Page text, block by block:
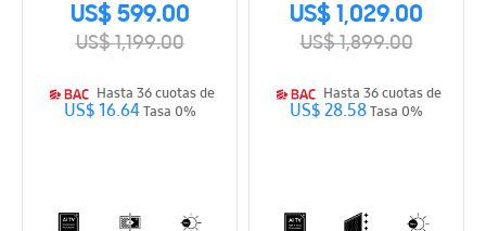
US$ 599.00
US$ 1,199.00
Hasta 36 cuotas de
US$ 16.64Tasa 0%
US$ 1,029.00
US$ 1,899.00
Hasta 36 cuotas de
US$ 28.58Tasa 0%